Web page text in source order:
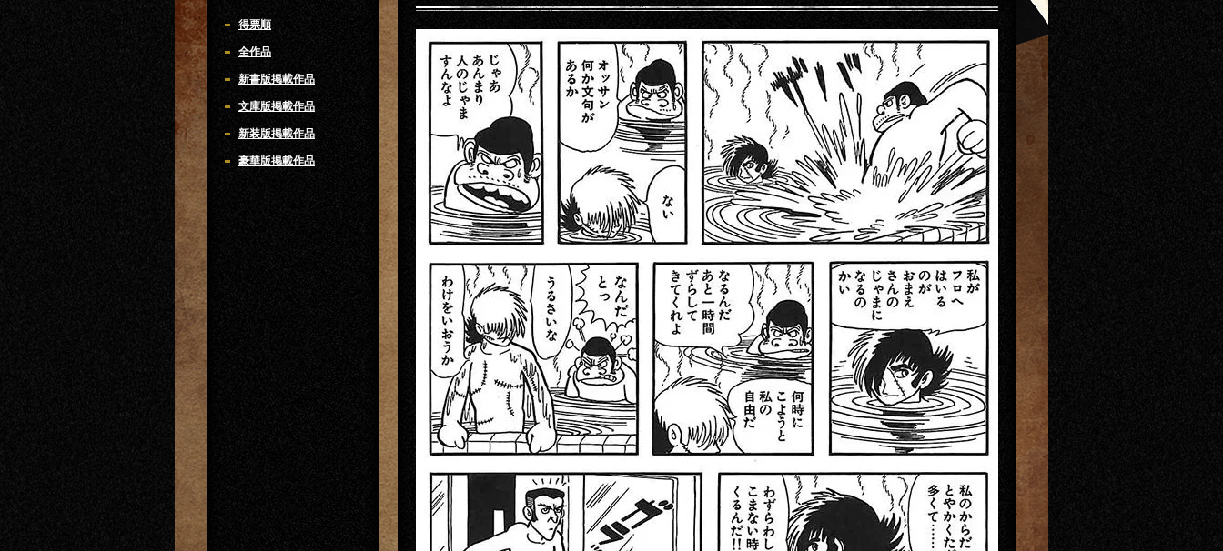
得票順
全作品
新書版掲載作品
文庫版掲載作品
新装版掲載作品
豪華版掲載作品